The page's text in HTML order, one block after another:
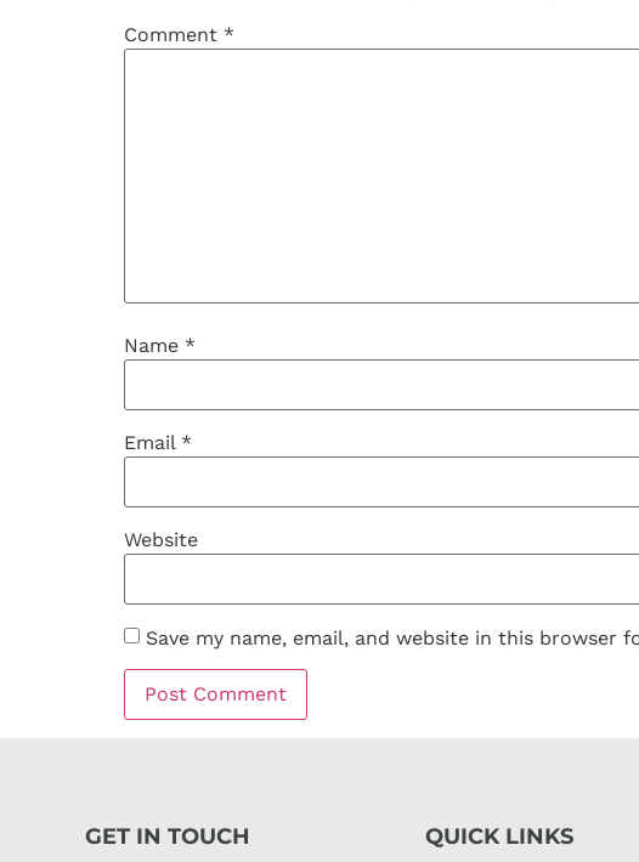
Comment *
Name *
Email *
Website
Save my name, email, and website in this browser
GET IN TOUCH QUICK LINKS